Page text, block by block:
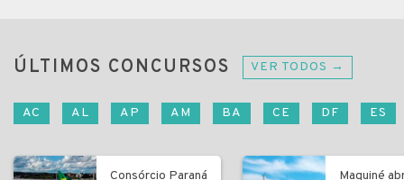
ÚLTIMOS CONCURSOS VER TODOS →
AC AL AP AM BA CE DF ES
Consórcio Paraná Maquiné